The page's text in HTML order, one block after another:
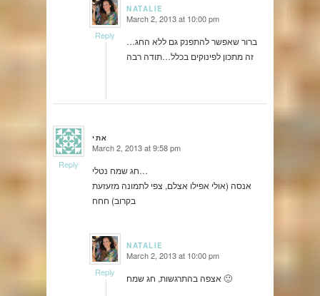
NATALIE
says: March 2, 2013 at 10:00 pm
ברור שאפשר להתפנק גם ללא החג…
זה מתכון לפינוקים בכלל…תודה רבה
Reply
אתי
says: March 2, 2013 at 9:58 pm
חג שמח נטלי…
אנסה (אולי אפילו אצלם, צפי לתמונה מזעזעת
בקרוב) חחח
Reply
NATALIE
says: March 2, 2013 at 10:00 pm
אצפה בהתרגשות, חג שמח 🙂 Reply